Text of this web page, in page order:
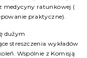
medycyny ratunkowej (
praktyczne).
dużym
streszczenia wykładów
Wspólnie z Komisją